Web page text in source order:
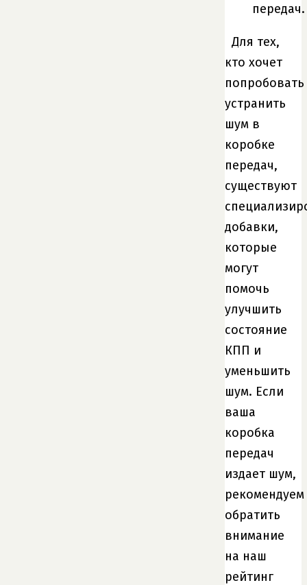
передач.
Для тех,
кто хочет
попробовать
устранить
шум в
коробке
передач,
существуют
добавки,
которые
могут
помочь
улучшить
состояние
КПП и
уменьшить
шум. Если
ваша
коробка
передач
издает шум,
рекомендуем
обратить
внимание
на наш
рейтинг